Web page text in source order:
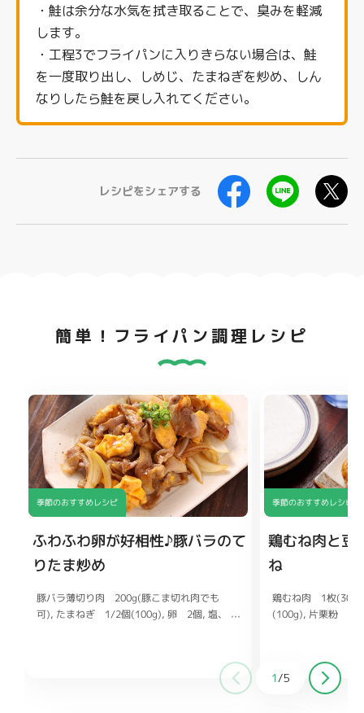
・鮭は余分な水気を拭き取ることで、臭みを軽減
します。
・工程3でフライパンに入りきらない場合は、鮭
を一度取り出し、しめじ、たまねぎを炒め、しん
なりしたら鮭を戻し入れてください。
レシピをシェアする
簡単！フライパン調理レシピ
季節のおすすめレシピ
ふわふわ卵が好相性♪豚バラのて
りたま炒め
豚バラ薄切り肉 200g(豚こま切れ肉でも
可) たまねぎ 1/2個(100g) 卵 2個 塩、
酒 大さ
砂糖 大
季節のおすすめレシピ
鶏むね肉と豆
ね
鶏むね肉 1枚
(100g) 片栗粉 大
酒 大さじ
糖 大さじ1 オイ
1/5